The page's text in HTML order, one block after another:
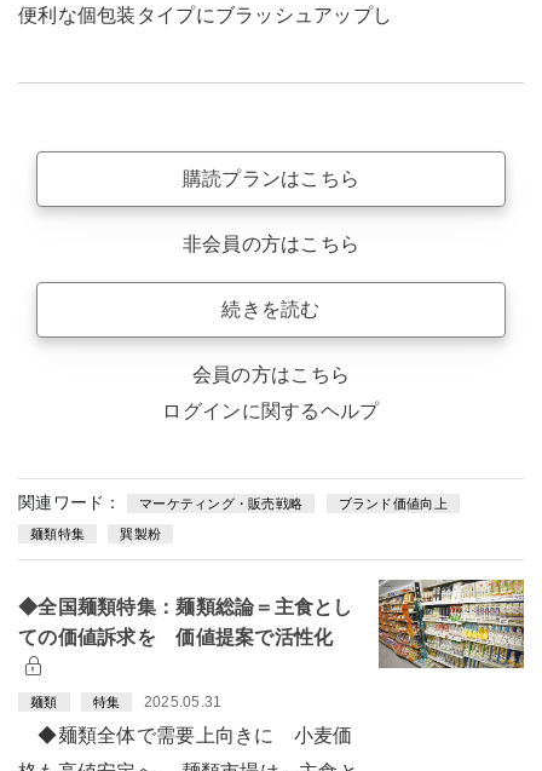
便利な個包装タイプにブラッシュアップし
購読プランはこちら
非会員の方はこちら
続きを読む
会員の方はこちら
ログインに関するヘルプ
関連ワード： マーケティング・販売戦略 ブランド価値向上
麺類特集 巽製粉
◆全国麺類特集：麺類総論＝主食とし
ての価値訴求を 価値提案で活性化
麺類 特集 2025.05.31
◆麺類全体で需要上向きに 小麦価